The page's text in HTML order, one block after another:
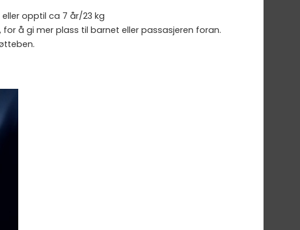
opptil ca 7 år/23 kg
å gi mer plass til barnet eller passasjeren foran.